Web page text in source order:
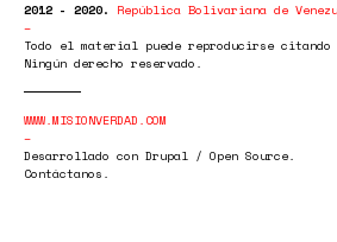
2012 - 2020. República Bolivariana de
Todo el material puede reproducirse
Ningún derecho reservado.
WWW.MISIONVERDAD.COM
Desarrollado con Drupal / Open Source.
Contáctanos.